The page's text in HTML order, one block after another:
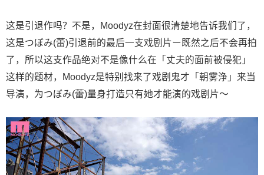
这是引退作吗？不是，Moodyz在封面很清楚地告诉我们了，
这是つぼみ(蕾)引退前的最后一支戏剧片ー既然之后不会再拍
了，所以这支作品绝对不是像什么在「丈夫的面前被侵犯」
这样的题材，Moodyz是特别找来了戏剧鬼才「朝雾浄」来当
导演，为つぼみ(蕾)量身打造只有她才能演的戏剧片〜